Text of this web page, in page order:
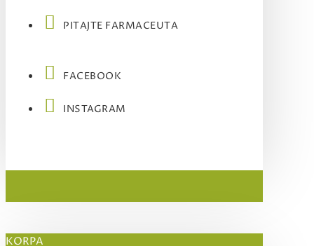
PITAJTE FARMACEUTA
FACEBOOK
INSTAGRAM
KORPA